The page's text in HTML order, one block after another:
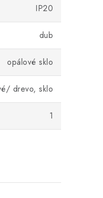
IP20
dub
opálové sklo
drevo, sklo
1